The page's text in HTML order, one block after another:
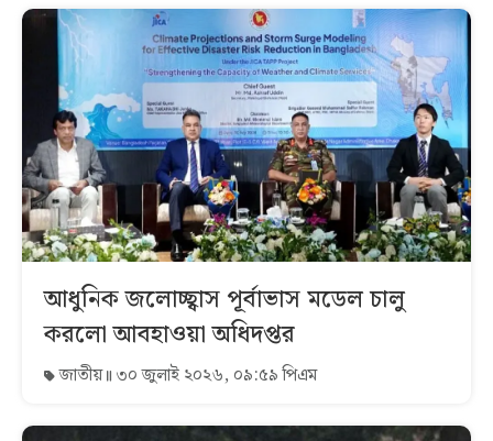
আধুনিক জলোচ্ছ্বাস পূর্বাভাস মডেল চালু
করলো আবহাওয়া অধিদপ্তর
জাতীয় ৩০ জুলাই ২০২৬, ০৯:৫৯ পিএম